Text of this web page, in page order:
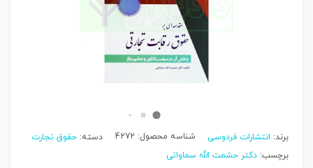
برند: انتشارات فردوسی شناسه محصول: 4272 دسته: حقوق تجارت
برچسب: دکتر حشمت الله سماواتی